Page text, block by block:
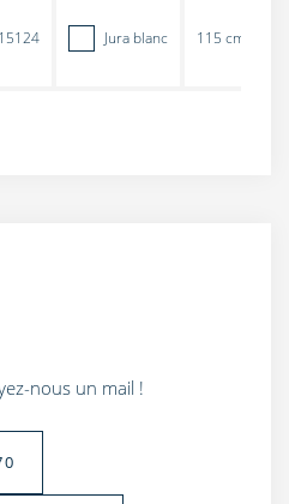
Jura blanc 115 cm
nous un mail !